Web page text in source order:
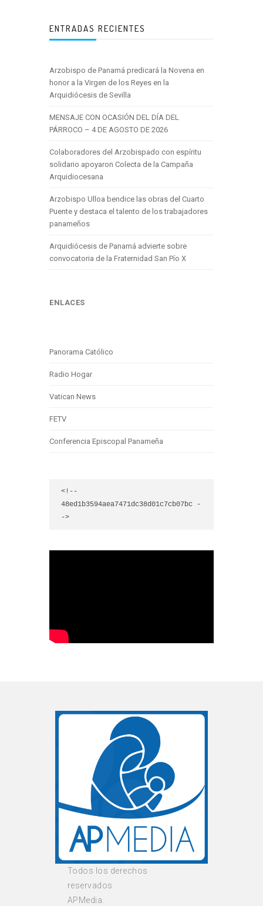
ENTRADAS RECIENTES
Arzobispo de Panamá predicará la Novena en
honor a la Virgen de los Reyes en la
Arquidiócesis de Sevilla
MENSAJE CON OCASIÓN DEL DÍA DEL
PÁRROCO – 4 DE AGOSTO DE 2026
Colaboradores del Arzobispado con espíritu
solidario apoyaron Colecta de la Campaña
Arquidiocesana
Arzobispo Ulloa bendice las obras del Cuarto
Puente y destaca el talento de los trabajadores
panameños
Arquidiócesis de Panamá advierte sobre
convocatoria de la Fraternidad San Pío X
ENLACES
Panorama Católico
Radio Hogar
Vatican News
FETV
Conferencia Episcopal Panameña
<!--
48ed1b3594aea7471dc38d01c7cb07bc -
->
Todos los derechos
reservados.
APMedia.